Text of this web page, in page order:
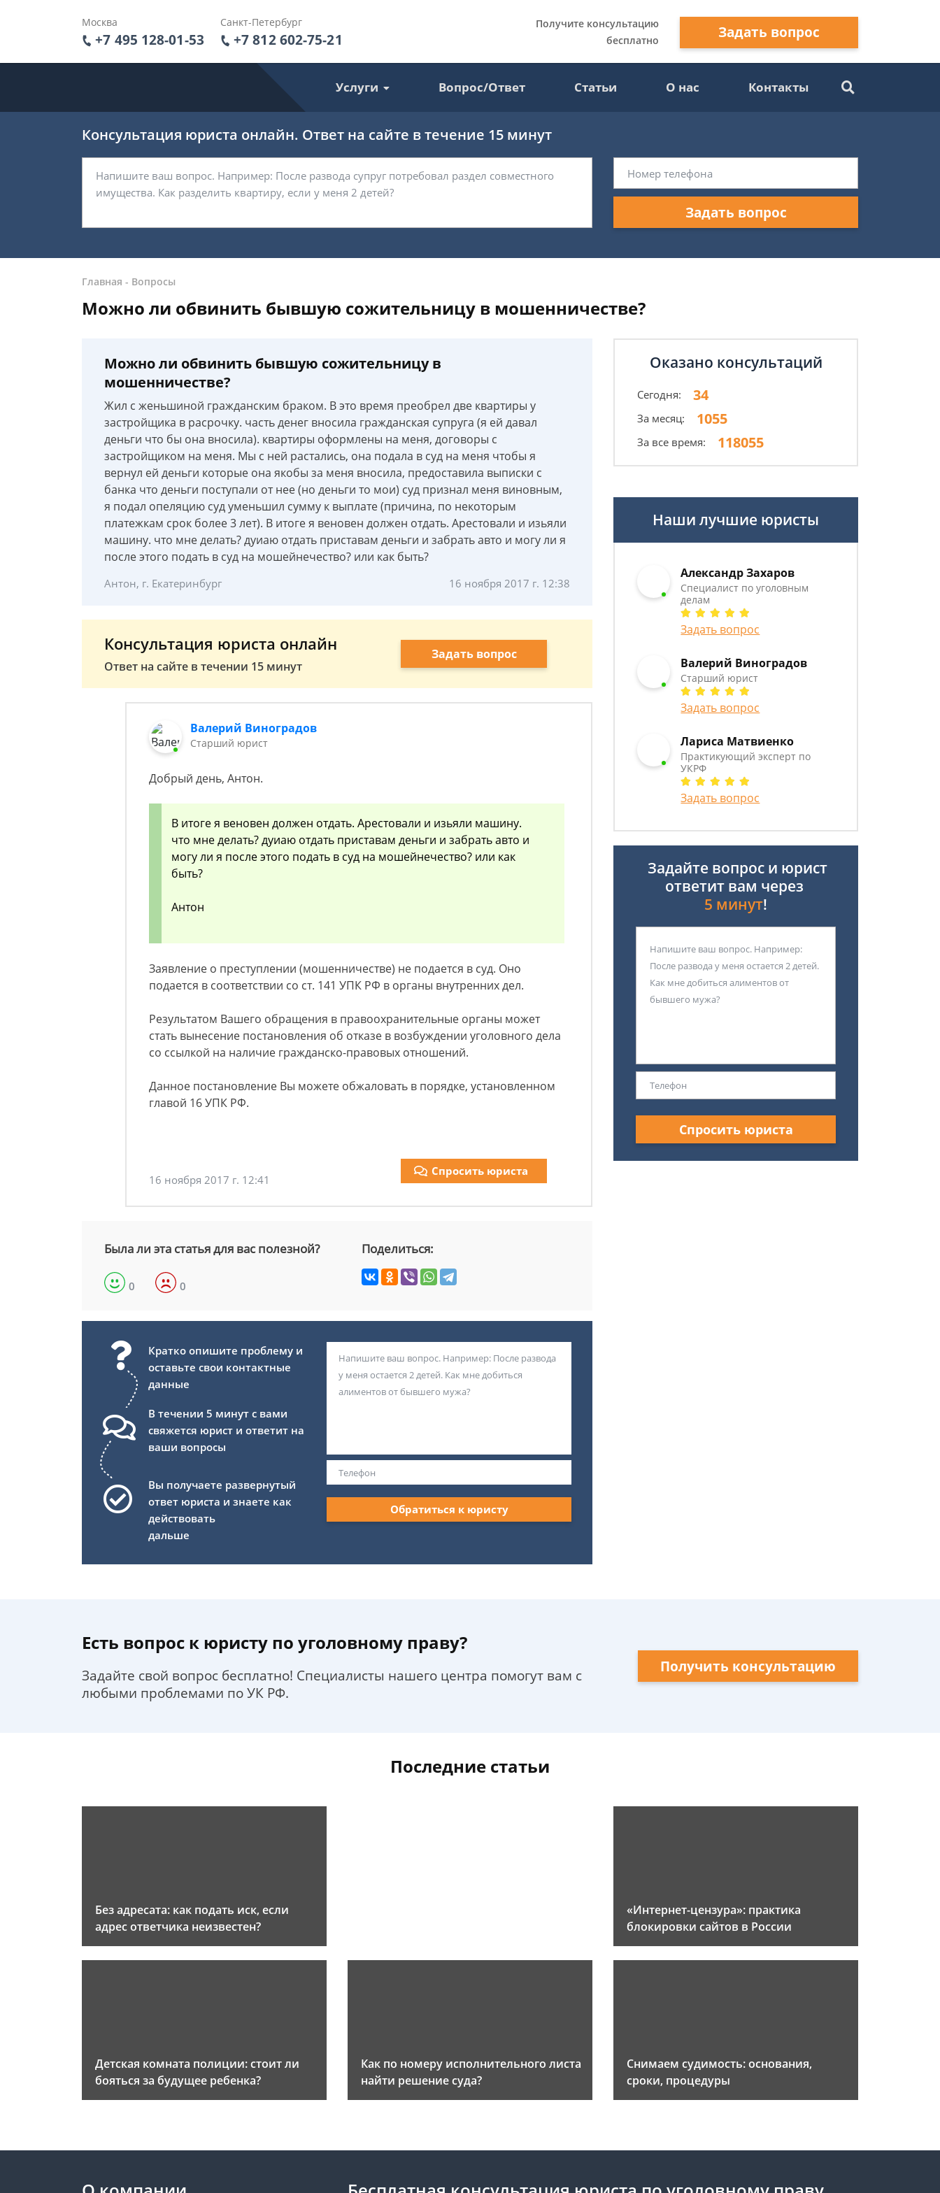
Москва
+7 495 128-01-53
Санкт-Петербург
+7 812 602-75-21
Получите консультацию
бесплатно
Задать вопрос
Услуги Вопрос/Ответ Статьи О нас Контакты
Консультация юриста онлайн. Ответ на сайте в течение 15 минут
Задать вопрос
Главная - Вопросы
Можно ли обвинить бывшую сожительницу в мошенничестве?
Можно ли обвинить бывшую сожительницу в
мошенничестве?
Жил с женьшиной гражданским браком. В это время преобрел две квартиры у
застройщика в расрочку. часть денег вносила гражданская супруга (я ей давал
деньги что бы она вносила). квартиры оформлены на меня, договоры с
застройщиком на меня. Мы с ней растались, она подала в суд на меня чтобы я
вернул ей деньги которые она якобы за меня вносила, предоставила выписки с
банка что деньги поступали от нее (но деньги то мои) суд признал меня виновным,
я подал опеляцию суд уменьшил сумму к выплате (причина, по некоторым
платежкам срок более 3 лет). В итоге я веновен должен отдать. Арестовали и изьяли
машину. что мне делать? дуиаю отдать приставам деньги и забрать авто и могу ли я
после этого подать в суд на мошейнечество? или как быть?
Антон, г. Екатеринбург 16 ноября 2017 г. 12:38
Консультация юриста онлайн
Ответ на сайте в течении 15 минут
Задать вопрос
Валерий Виноградов
Старший юрист
Добрый день, Антон.
В итоге я веновен должен отдать. Арестовали и изьяли машину.
что мне делать? дуиаю отдать приставам деньги и забрать авто и
могу ли я после этого подать в суд на мошейнечество? или как
быть?
Антон
Заявление о преступлении (мошенничестве) не подается в суд. Оно
подается в соответствии со ст. 141 УПК РФ в органы внутренних дел.
Результатом Вашего обращения в правоохранительные органы может
стать вынесение постановления об отказе в возбуждении уголовного дела
со ссылкой на наличие гражданско-правовых отношений.
Данное постановление Вы можете обжаловать в порядке, установленном
главой 16 УПК РФ.
16 ноября 2017 г. 12:41
Спросить юриста
Была ли эта статья для вас полезной?
0 0
Поделиться:
Кратко опишите проблему и
оставьте свои контактные
данные
В течении 5 минут с вами
свяжется юрист и ответит на
ваши вопросы
Вы получаете развернутый
ответ юриста и знаете как
действовать
дальше
Обратиться к юристу
Оказано консультаций
Сегодня: 34
За месяц: 1055
За все время: 118055
Наши лучшие юристы
Александр Захаров
Специалист по уголовным
делам
Задать вопрос
Валерий Виноградов
Старший юрист
Задать вопрос
Лариса Матвиенко
Практикующий эксперт по
УКРФ
Задать вопрос
Задайте вопрос и юрист
ответит вам через
5 минут!
Спросить юриста
Есть вопрос к юристу по уголовному праву?
Задайте свой вопрос бесплатно! Специалисты нашего центра помогут вам с
любыми проблемами по УК РФ.
Получить консультацию
Последние статьи
Без адресата: как подать иск, если
адрес ответчика неизвестен?
«Интернет-цензура»: практика
блокировки сайтов в России
Детская комната полиции: стоит ли
бояться за будущее ребенка?
Как по номеру исполнительного листа
найти решение суда?
Снимаем судимость: основания,
сроки, процедуры